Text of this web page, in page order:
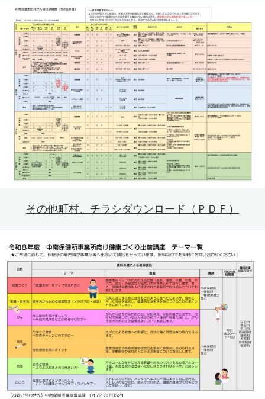
その他町村、チラシダウンロード（ＰＤＦ）